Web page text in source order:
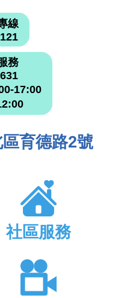
線
務
17:00
育德路2號
社區服務